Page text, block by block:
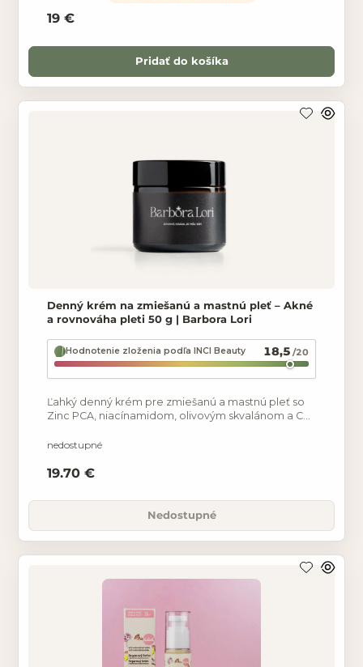
19 €
Pridať do košíka
Denný krém na zmiešanú a mastnú pleť – Akné
a rovnováha pleti 50 g | Barbora Lori
Hodnotenie zloženia podľa INCI Beauty 18,5 /20
Ľahký denný krém pre zmiešanú a mastnú pleť so
Zinc PCA, niacínamidom, olivovým skvalánom a CO₂
rovnováhu
nedostupné
19.70 €
Nedostupné